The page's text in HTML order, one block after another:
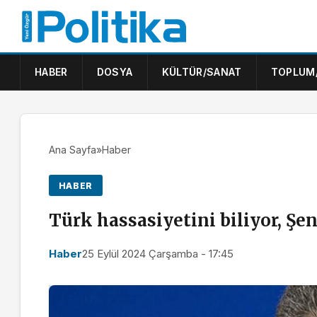
HABER DOSYA KÜLTÜR/SANAT
Ana Sayfa»Haber
HABER
Türk hassasiyetini biliyor,
Haber25 Eylül 2024 Çarşamba - 17:45